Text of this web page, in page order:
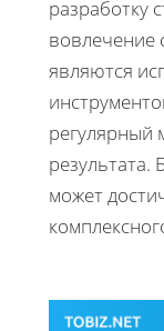
разработку
вовлечение
являются
регулярный
результата.
может